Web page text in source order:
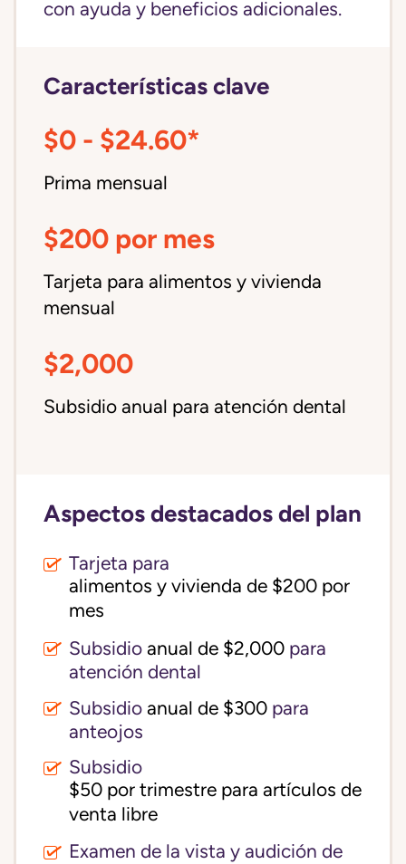
con ayuda y beneficios adicionales.
Características clave
$0 - $24.60*
Prima mensual
$200 por mes
Tarjeta para alimentos y vivienda
mensual
$2,000
Subsidio anual para atención dental
Aspectos destacados del plan
Tarjeta para
alimentos y vivienda de $200 por
mes
Subsidio anual de $2,000 para
atención dental
Subsidio anual de $300 para
anteojos
Subsidio
$50 por trimestre para artículos de
venta libre
Examen de la vista y audición de